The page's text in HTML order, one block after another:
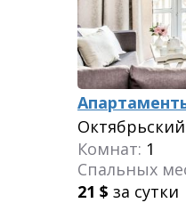
Комнат: 1
Спальных
21 $ за сутки